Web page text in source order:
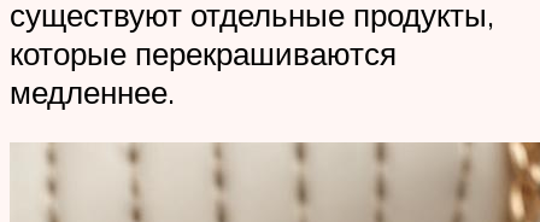
существуют отдельные продукты,
которые перекрашиваются
медленнее.